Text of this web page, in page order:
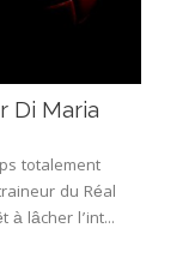
Di Maria
totalement
du Réal
à lâcher l’int...